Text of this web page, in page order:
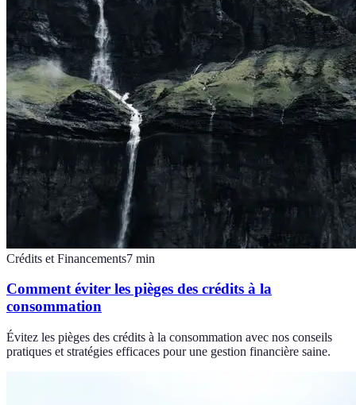
Crédits et Financements7 min
Comment éviter les pièges des crédits à la
consommation
Évitez les pièges des crédits à la consommation avec nos conseils
pratiques et stratégies efficaces pour une gestion financière saine.